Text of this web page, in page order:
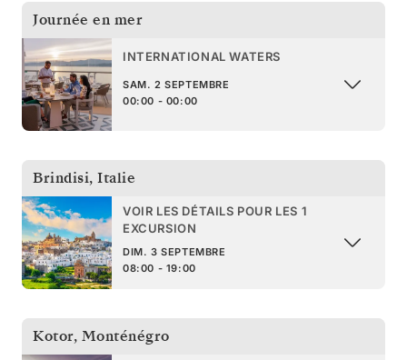
Journée en mer
INTERNATIONAL WATERS
SAM. 2 SEPTEMBRE
00:00 - 00:00
Brindisi, Italie
VOIR LES DÉTAILS POUR LES 1
EXCURSION
DIM. 3 SEPTEMBRE
08:00 - 19:00
Kotor, Monténégro